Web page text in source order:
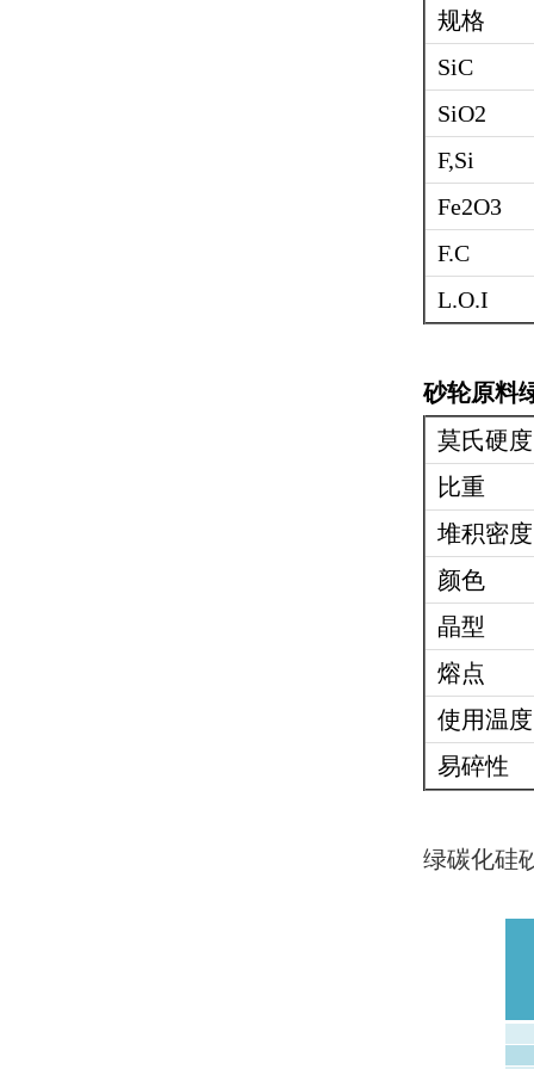
规格
SiC
SiO2
F,Si
Fe2O3
F.C
L.O.I
砂轮原料
莫氏硬度
比重
堆积密度
颜色
晶型
熔点
使用温度
易碎性
绿碳化硅